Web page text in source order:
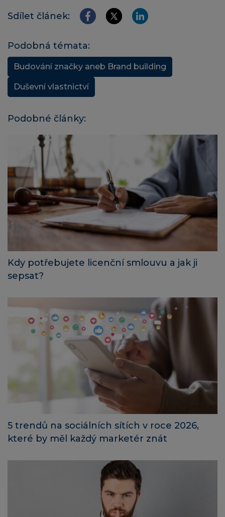
Sdílet článek:
Podobná témata:
Budování značky aneb Brand building
Duševní vlastnictví
Podobné články:
Kdy potřebujete licenční smlouvu a jak ji
sepsat?
5 trendů na sociálních sítích v roce 2026,
které by měl každý marketér znát